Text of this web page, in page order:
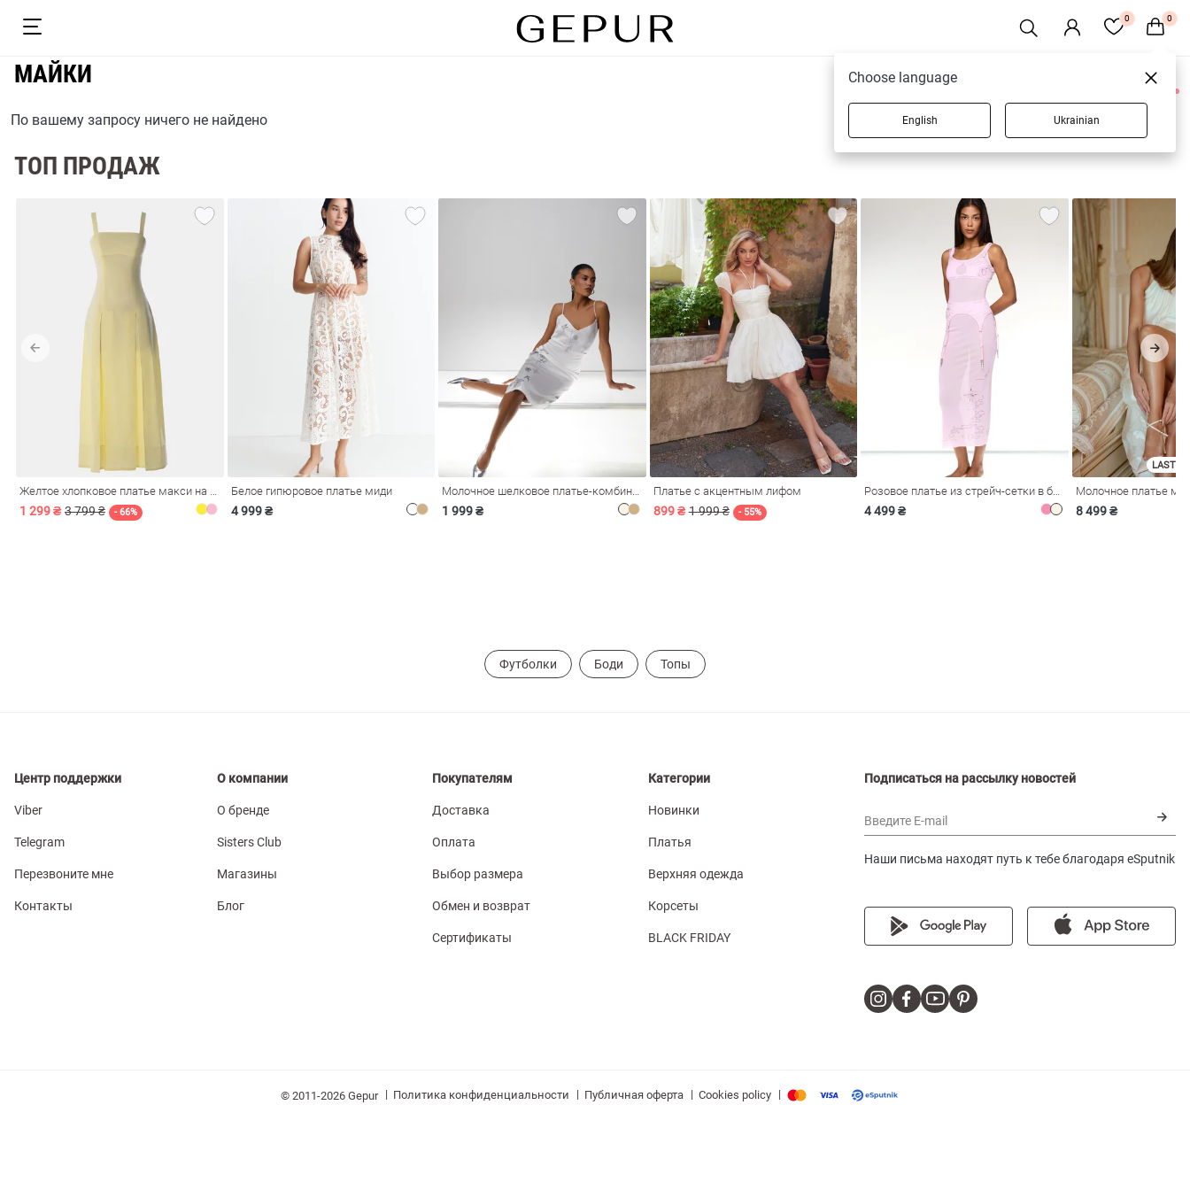
0 0
МАЙКИ
0 товаров
По вашему запросу ничего не найдено
ТОП ПРОДАЖ
1 299 ₴ 3 799 ₴ - 66%
Белое гипюровое платье миди
4 999 ₴ 1 999 ₴
Платье с акцентным лифом
899 ₴ 1 999 ₴ - 55% 4 499 ₴
LAST
8 499 ₴
Футболки Боди Топы
Центр поддержки
Viber
Telegram
Перезвоните мне
Контакты
О компании
О бренде
Sisters Club
Магазины
Блог
Покупателям
Доставка
Оплата
Выбор размера
Обмен и возврат
Сертификаты
Категории
Новинки
Платья
Верхняя одежда
Корсеты
BLACK FRIDAY
Подписаться на рассылку новостей
Введите E-mail
Наши письма находят путь к тебе благодаря eSputnik
© 2011-2026 Gepur | Политика конфиденциальности | Публичная оферта | Cookies policy |
Choose language
English Ukrainian